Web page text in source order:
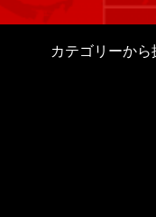
カテゴリーから